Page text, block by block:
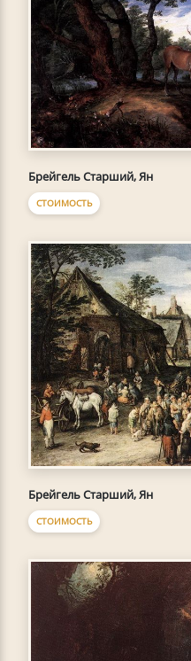
Брейгель Старший, Ян
СТОИМОСТЬ
Брейгель Старший, Ян
СТОИМОСТЬ